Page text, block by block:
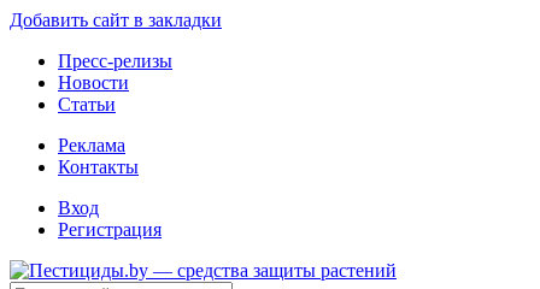
Добавить сайт в закладки
Пресс-релизы
Новости
Статьи
Реклама
Контакты
Вход
Регистрация